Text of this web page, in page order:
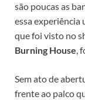
são poucas as
essa experiência
que foi visto no
Burning House,
Sem ato de
frente ao palco